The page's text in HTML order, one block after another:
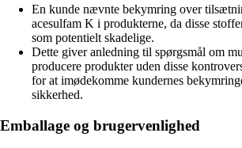
En kunde nævnte bekymring over
acesulfam K i produkterne, da disse
som potentielt skadelige.
Dette giver anledning til spørgsmål om
producere produkter uden disse
for at imødekomme kundernes
sikkerhed.
Emballage og brugervenlighed